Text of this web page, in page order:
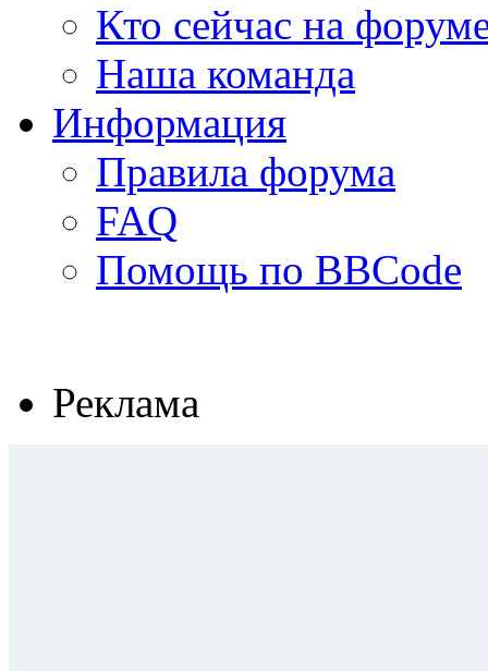
Кто сейчас на
Наша команда
Информация
Правила форума
FAQ
Помощь по BBCode
Реклама